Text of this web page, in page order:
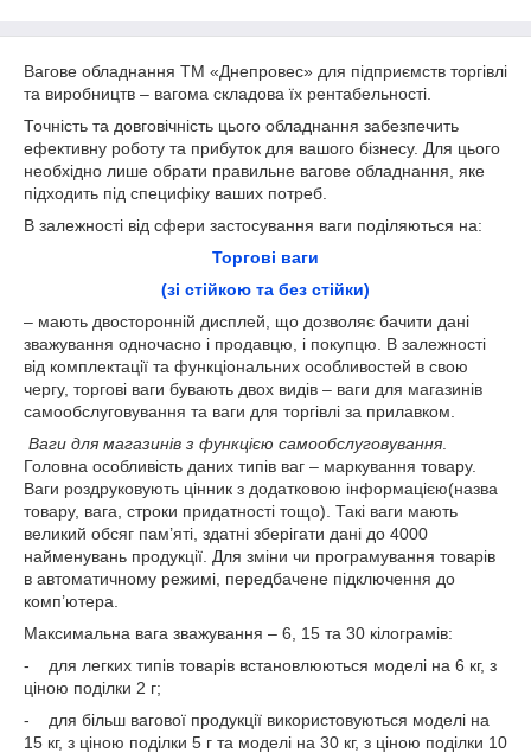
Вагове обладнання ТМ «Днепровес» для підприємств торгівлі
та виробництв – вагома складова їх рентабельності.
Точність та довговічність цього обладнання забезпечить
ефективну роботу та прибуток для вашого бізнесу. Для цього
необхідно лише обрати правильне вагове обладнання, яке
підходить під специфіку ваших потреб.
В залежності від сфери застосування ваги поділяються на:
Торгові ваги
(зі стійкою та без стійки)
– мають двосторонній дисплей, що дозволяє бачити дані
зважування одночасно і продавцю, і покупцю. В залежності
від комплектації та функціональних особливостей в свою
чергу, торгові ваги бувають двох видів – ваги для магазинів
самообслуговування та ваги для торгівлі за прилавком.
Ваги для магазинів з функцією самообслуговування
Головна особливість даних типів ваг – маркування товару.
Ваги роздруковують цінник з додатковою інформацією(назва
товару, вага, строки придатності тощо). Такі ваги мають
великий обсяг пам’яті, здатні зберігати дані до 4000
найменувань продукції. Для зміни чи програмування товарів
в автоматичному режимі, передбачене підключення до
комп’ютера.
Максимальна вага зважування – 6, 15 та 30 кілограмів:
- для легких типів товарів встановлюються моделі на 6 кг, з
ціною поділки 2 г;
- для більш вагової продукції використовуються моделі на
15 кг, з ціною поділки 5 г та моделі на 30 кг, з ціною поділки 10